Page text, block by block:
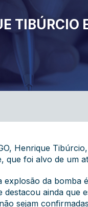
TIBÚRCIO
Henrique
que foi alvo de um
da bomba
destacou ainda que
sejam